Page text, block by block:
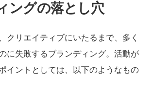
ングの落とし穴
クリエイティブにいたるまで、多く
に失敗するブランディング。活動が
イントとしては、以下のようなもの